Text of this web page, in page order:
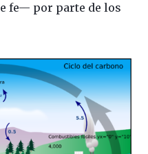
fe— por parte de los